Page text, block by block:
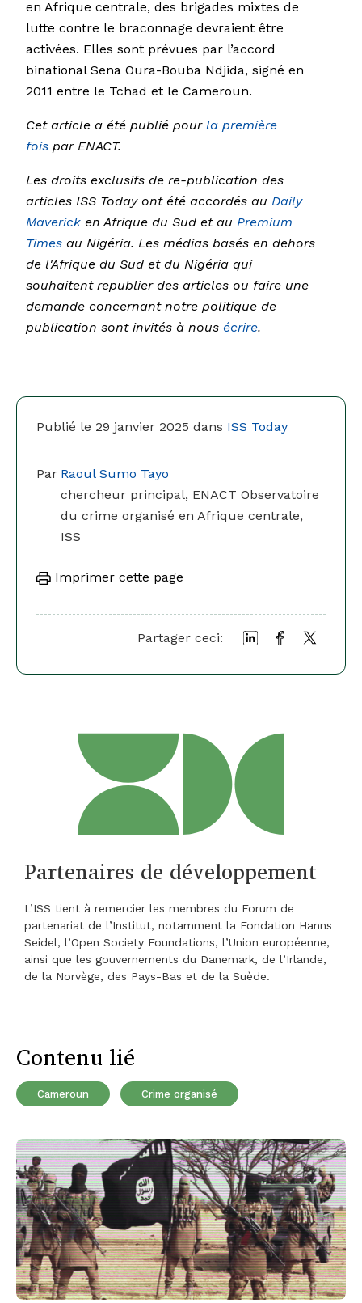
Publié le 29 janvier 2025 dans ISS Today
Par Raoul Sumo Tayo
chercheur principal, ENACT Observatoire
du crime organisé en Afrique centrale,
ISS
Imprimer cette page
Partager ceci:
en Afrique centrale, des brigades mixtes de
lutte contre le braconnage devraient être
activées. Elles sont prévues par l’accord
binational Sena Oura-Bouba Ndjida, signé en
2011 entre le Tchad et le Cameroun.
Cet article a été publié pour la première
fois par ENACT.
Les droits exclusifs de re-publication des
articles ISS Today ont été accordés au Daily
Maverick en Afrique du Sud et au Premium
Times au Nigéria. Les médias basés en dehors
de l'Afrique du Sud et du Nigéria qui
souhaitent republier des articles ou faire une
demande concernant notre politique de
publication sont invités à nous écrire.
Partenaires de développement
L’ISS tient à remercier les membres du Forum de
partenariat de l’Institut, notamment la Fondation Hanns
Seidel, l’Open Society Foundations, l’Union européenne,
ainsi que les gouvernements du Danemark, de l’Irlande,
de la Norvège, des Pays-Bas et de la Suède.
Contenu lié
Cameroun Crime organisé